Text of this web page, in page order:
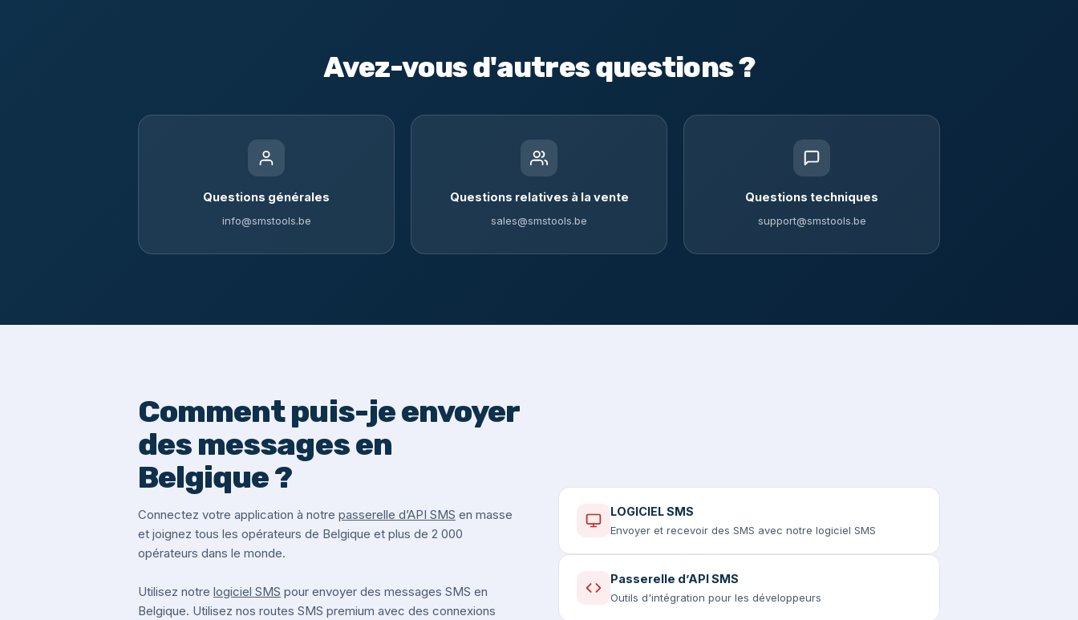
Avez-vous d'autres questions ?
Questions générales
info@smstools.be
Questions relatives à la vente
sales@smstools.be
Questions techniques
support@smstools.be
Comment puis-je envoyer
des messages en
Belgique ?
Connectez votre application à notre passerelle d’API SMS en masse
et joignez tous les opérateurs de Belgique et plus de 2 000
opérateurs dans le monde.
Utilisez notre logiciel SMS pour envoyer des messages SMS en
Belgique. Utilisez nos routes SMS premium avec des connexions
LOGICIEL SMS
Envoyer et recevoir des SMS avec notre logiciel SMS
Passerelle d’API SMS
Outils d'intégration pour les développeurs